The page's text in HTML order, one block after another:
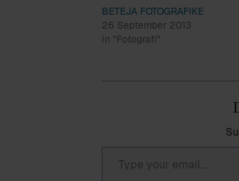
BETEJA FOTOGRAFIKE
26 September 2013
In "Fotografi"
Type your email…